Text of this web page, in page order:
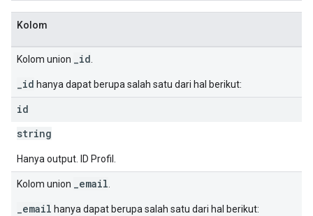
Kolom
Kolom union _id
_id hanya dapat berupa salah satu dari hal berikut:
id
string
Hanya output. ID Profil.
Kolom union _email
_email hanya dapat berupa salah satu dari hal berikut: